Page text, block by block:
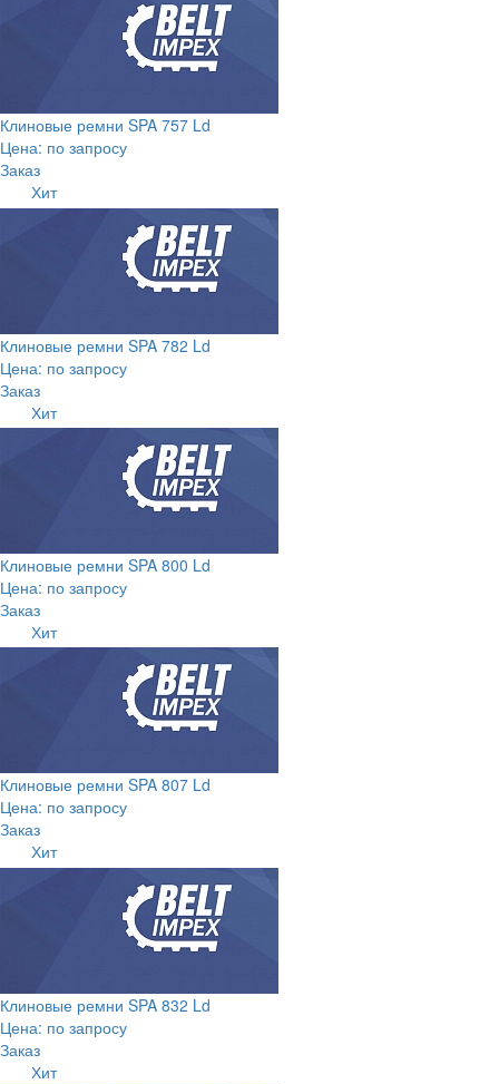
Клиновые ремни SPA 757 Ld
Цена: по запросу
Заказ
Хит
Клиновые ремни SPA 782 Ld
Цена: по запросу
Заказ
Хит
Клиновые ремни SPA 800 Ld
Цена: по запросу
Заказ
Хит
Клиновые ремни SPA 807 Ld
Цена: по запросу
Заказ
Хит
Клиновые ремни SPA 832 Ld
Цена: по запросу
Заказ
Хит